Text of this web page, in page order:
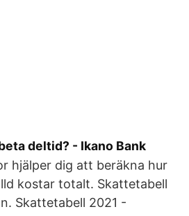
deltid? - Ikano Bank
hjälper dig att beräkna hur
kostar totalt. Skattetabell
Skattetabell 2021 -